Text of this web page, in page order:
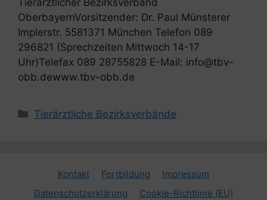
OberbayernVorsitzender: Dr. Paul Münsterer
Implerstr. 5581371 München Telefon 089
296821 (Sprechzeiten Mittwoch 14-17
Uhr)Telefax 089 28755828 E-Mail: info@tbv-
obb.dewww.tbv-obb.de
Kategorien
Tierärztliche Bezirksverbände
Kontakt Fortbildung
Impressum
Datenschutzerklärung
Cookie-Richtlinie (EU)